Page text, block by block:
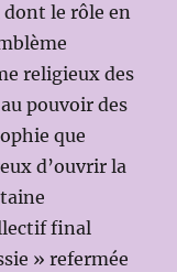
le rôle en
religieux des
pouvoir des
que
d’ouvrir la
final
» refermée